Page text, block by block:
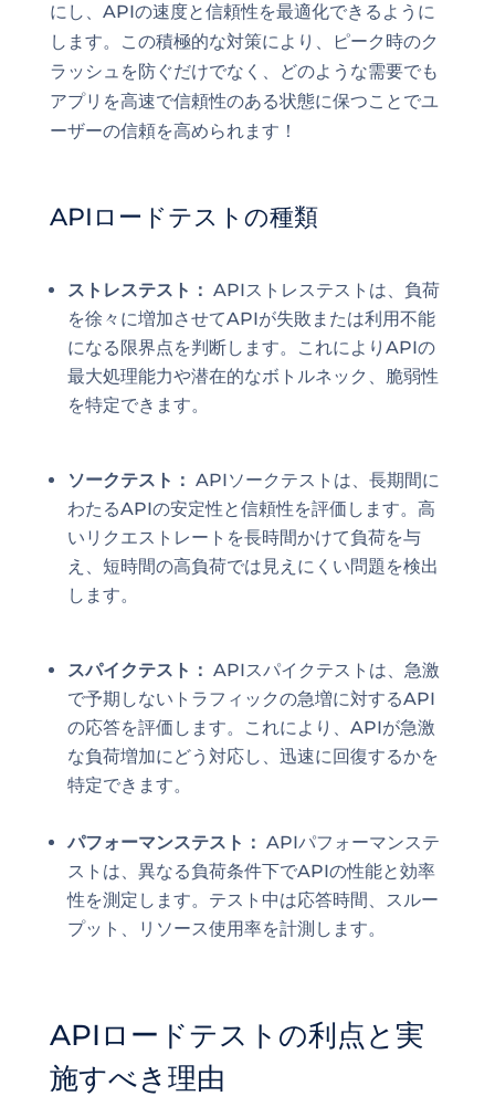
にし、APIの速度と信頼性を最適化できるように
します。この積極的な対策により、ピーク時のク
ラッシュを防ぐだけでなく、どのような需要でも
アプリを高速で信頼性のある状態に保つことでユ
ーザーの信頼を高められます！
APIロードテストの種類
ストレステスト： APIストレステストは、負荷
を徐々に増加させてAPIが失敗または利用不能
になる限界点を判断します。これによりAPIの
最大処理能力や潜在的なボトルネック、脆弱性
を特定できます。
ソークテスト： APIソークテストは、長期間に
わたるAPIの安定性と信頼性を評価します。高
いリクエストレートを長時間かけて負荷を与
え、短時間の高負荷では見えにくい問題を検出
します。
スパイクテスト： APIスパイクテストは、急激
で予期しないトラフィックの急増に対するAPI
の応答を評価します。これにより、APIが急激
な負荷増加にどう対応し、迅速に回復するかを
特定できます。
パフォーマンステスト： APIパフォーマンステ
ストは、異なる負荷条件下でAPIの性能と効率
性を測定します。テスト中は応答時間、スルー
プット、リソース使用率を計測します。
APIロードテストの利点と実
施すべき理由